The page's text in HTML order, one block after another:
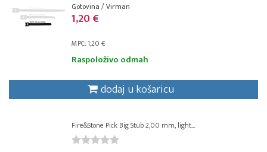
Gotovina / Virman
1,20 €
MPC: 1,20 €
Raspoloživo odmah
dodaj u košaricu
Fire&Stone Pick Big Stub 2,00 mm, light...